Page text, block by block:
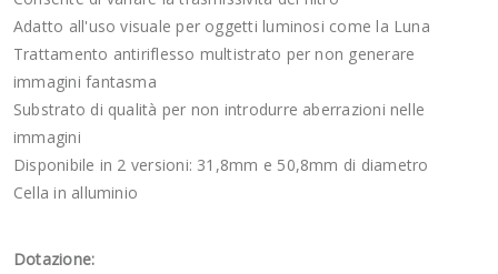
Adatto all'uso visuale per oggetti luminosi come la Luna
Trattamento antiriflesso multistrato per non generare
immagini fantasma
Substrato di qualità per non introdurre aberrazioni nelle
immagini
Disponibile in 2 versioni: 31,8mm e 50,8mm di diametro
Cella in alluminio
Dotazione: